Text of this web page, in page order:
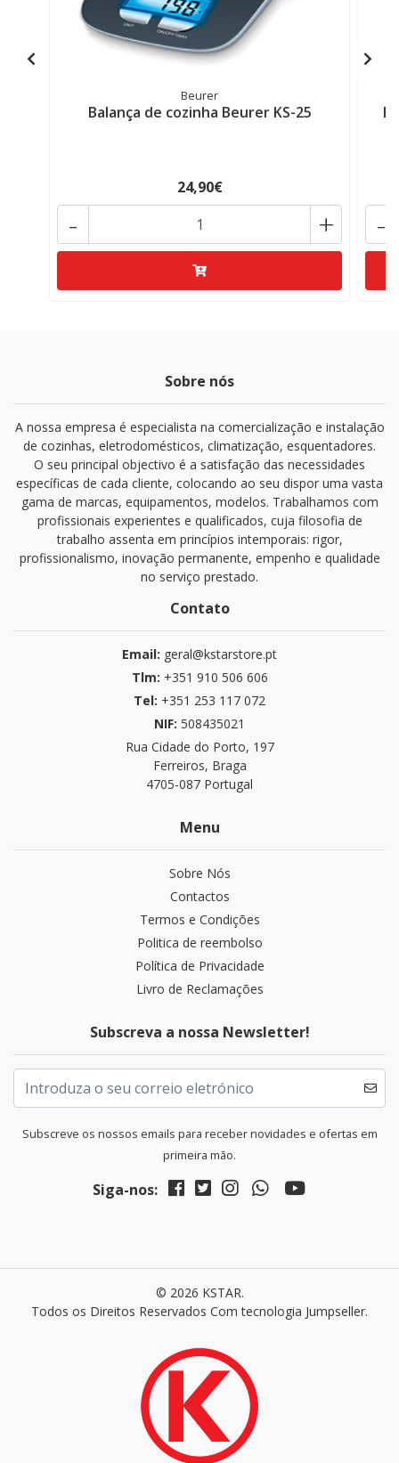
Beurer
Balança de cozinha Beurer KS-25
24,90€
+
- -
Sobre nós
A nossa empresa é especialista na comercialização e instalação
de cozinhas, eletrodomésticos, climatização, esquentadores.
O seu principal objectivo é a satisfação das necessidades
específicas de cada cliente, colocando ao seu dispor uma vasta
gama de marcas, equipamentos, modelos. Trabalhamos com
profissionais experientes e qualificados, cuja filosofia de
trabalho assenta em princípios intemporais: rigor,
profissionalismo, inovação permanente, empenho e qualidade
no serviço prestado.
Contato
Email: geral@kstarstore.pt
Tlm: +351 910 506 606
Tel: +351 253 117 072
NIF: 508435021
Rua Cidade do Porto, 197
Ferreiros, Braga
4705-087 Portugal
Menu
Sobre Nós
Contactos
Termos e Condições
Politica de reembolso
Política de Privacidade
Livro de Reclamações
Subscreva a nossa Newsletter!
Subscreve os nossos emails para receber novidades e ofertas em
primeira mão.
Siga-nos:
© 2026 KSTAR.
Todos os Direitos Reservados Com tecnologia Jumpseller.